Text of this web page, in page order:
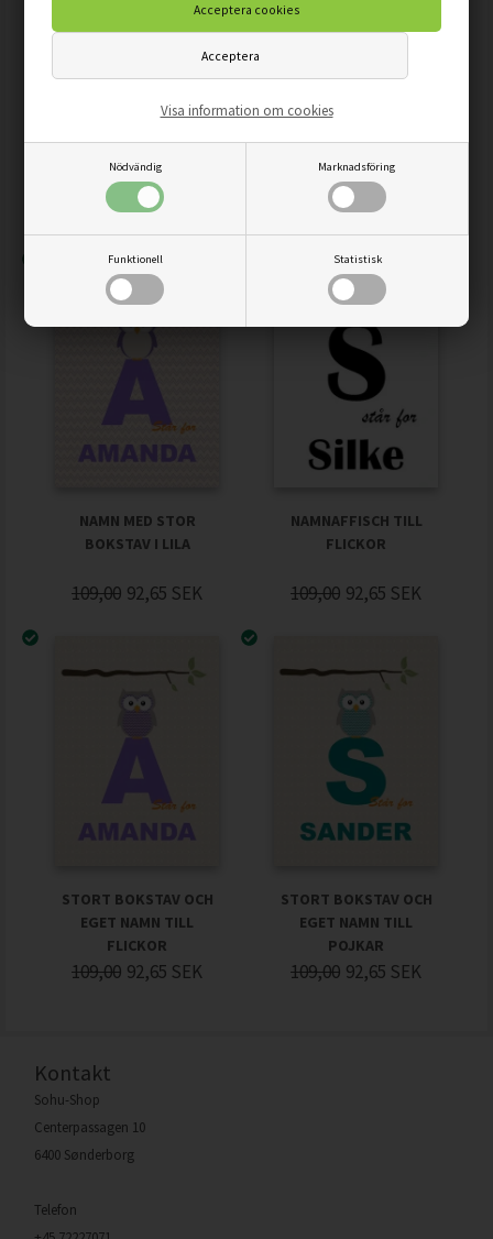
Nödvändig Marknadsföring
Funktionell Statistisk
Visa information om cookies
FLYTANDE
BALLONGER MED
KANIN - VALFRI
PERSONLIG
TEXTAFFISCH
109,00 92,65
NAMN AFFISCH TILL
POJKAR
109,00 92,65
NAMN MED STOR
BOKSTAV I LILA
109,00 92,65 SEK
NAMNAFFISCH TILL
FLICKOR
109,00 92,65 SEK
STORT BOKSTAV OCH
EGET NAMN TILL
FLICKOR
109,00 92,65 SEK
STORT BOKSTAV OCH
EGET NAMN TILL
POJKAR
109,00 92,65 SEK
Kontakt
Sohu-Shop
Centerpassagen 10
6400 Sønderborg
Telefon